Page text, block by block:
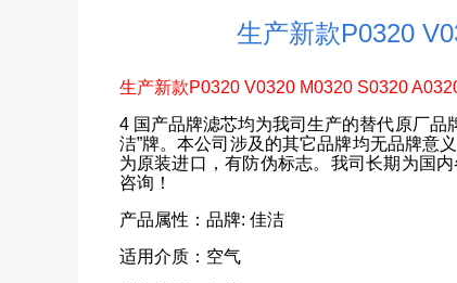
生产新款P0320
生产新款P0320 V0320 M0320 S0320
4 国产品牌滤芯均为我司生产的替代原厂品
洁”牌。本公司涉及的其它品牌均无品牌意
为原装进口，有防伪标志。我司长期为国
咨询！
产品属性：品牌: 佳洁
适用介质：空气